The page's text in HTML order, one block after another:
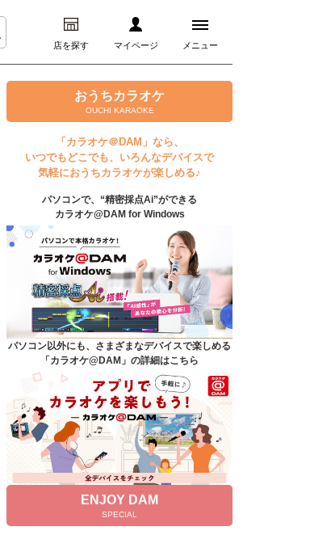
店を探す マイページ メニュー
ログイン
マイページ
プレミアムサービス
DAM★とも動画
DAM★とも録音
カラオケ＠DAM
ユーザー検索
キャンペーン
よくあるご質問
DAMの新曲・ランキングなど
カラオケ最新情報をチェック！
おうちカラオケ
OUCHI KARAOKE
「カラオケ＠DAM」なら、
いつでもどこでも、いろんなデバイスで
気軽におうちカラオケが楽しめる♪
パソコンで、“精密採点Ai”ができる
カラオケ@DAM for Windows
パソコン以外にも、さまざまなデバイスで楽しめる
「カラオケ@DAM」の詳細はこちら
ENJOY DAM
SPECIAL